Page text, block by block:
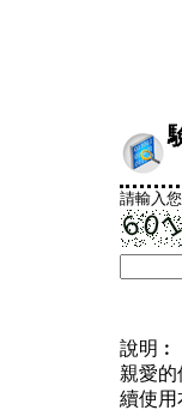
請輸入
說明︰
親愛
續使用